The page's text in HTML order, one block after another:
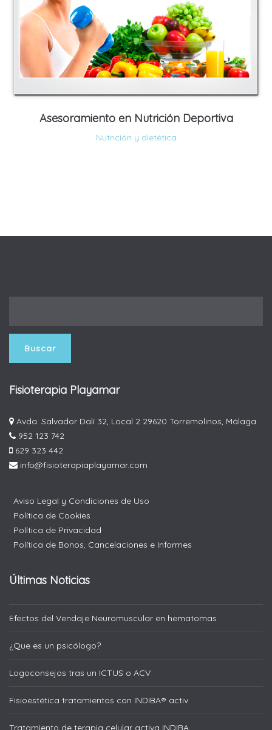
Asesoramiento en Nutrición Deportiva
Nutrición y dietética
Fisioterapia Playamar
Avda. Salvador Dalí 32, Local 2 29620 Torremolinos, Málaga
952 123 742
629 323 442
info@fisioterapiaplayamar.com
· Aviso Legal y Condiciones de Uso
· Política de Cookies
· Política de Privacidad
· Política de Bonos, Cancelaciones e Informes
Últimas Noticias
Efectos del Vendaje Neuromuscular en hematomas
¿Que es un psicólogo?
Logoconsejos tras un ICTUS o ACV
Fisioestética tratamientos con INDIBA® activ
Tratamiento de terapia celular activa INDIBA